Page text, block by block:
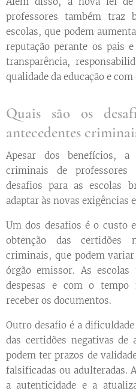
professores também traz
escolas, que podem
reputação perante os pais
transparência,
qualidade da educação e
Quais são os
antecedentes
Apesar dos benefícios,
criminais de professores
desafios para as escolas
adaptar às novas exigências
Um dos desafios é o custo
obtenção das certidões
criminais, que podem
órgão emissor. As
despesas e com o tempo
receber os documentos.
Outro desafio é a
das certidões negativas de
podem ter prazos de
falsificadas ou adulteradas.
a autenticidade e a